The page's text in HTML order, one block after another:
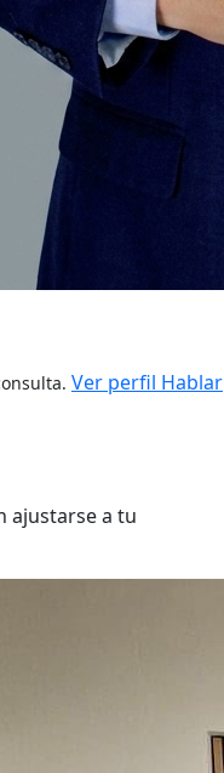
Ver perfil Hablar
ajustarse a tu